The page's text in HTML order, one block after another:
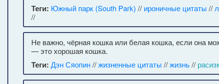
Теги: Южный парк (South Park) // ироничные цитаты //
//
Не важно, чёрная кошка или белая кошка, если она
— это хорошая кошка.
Теги: Дэн Сяопин//жизненные цитаты //жизнь//